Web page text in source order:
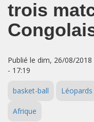
trois
Publié le dim, 26/08/
- 17:19
basket-ball Léopards
Afrique